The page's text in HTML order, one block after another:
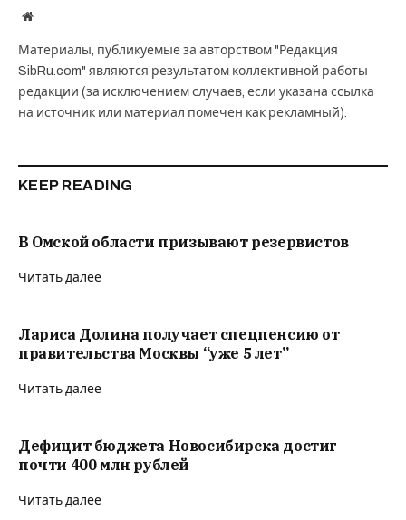
Website
Материалы, публикуемые за авторством "Редакция
SibRu.com" являются результатом коллективной работы
редакции (за исключением случаев, если указана ссылка
на источник или материал помечен как рекламный).
KEEP READING
В Омской области призывают резервистов
Читать далее
Лариса Долина получает спецпенсию от
правительства Москвы “уже 5 лет”
Читать далее
Дефицит бюджета Новосибирска достиг
почти 400 млн рублей
Читать далее